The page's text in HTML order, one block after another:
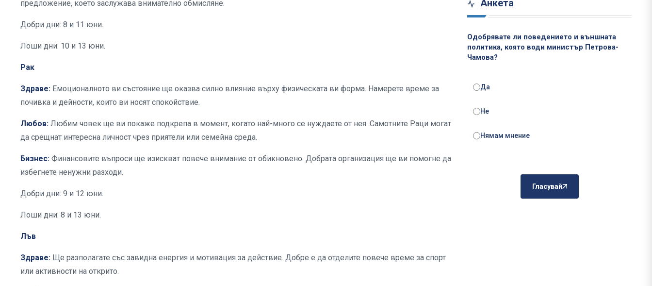
предложение, което заслужава внимателно обмисляне.
Добри дни: 8 и 11 юни.
Лоши дни: 10 и 13 юни.
Рак
Здраве: Емоционалното ви състояние ще оказва силно влияние върху физическата ви форма. Намерете време за
почивка и дейности, които ви носят спокойствие.
Любов: Любим човек ще ви покаже подкрепа в момент, когато най-много се нуждаете от нея. Самотните Раци могат
да срещнат интересна личност чрез приятели или семейна среда.
Бизнес: Финансовите въпроси ще изискват повече внимание от обикновено. Добрата организация ще ви помогне да
избегнете ненужни разходи.
Добри дни: 9 и 12 юни.
Лоши дни: 8 и 13 юни.
Лъв
Здраве: Ще разполагате със завидна енергия и мотивация за действие. Добре е да отделите повече време за спорт
или активности на открито.
Анкета
Одобрявате ли поведението и външната
политика, която води министър Петрова-
Чамова?
Да
Не
Нямам мнение
Гласувай